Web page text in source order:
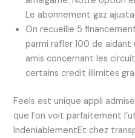
Le abonnement gaz
On recueille 5
parmi rafler 100 de
amis concernant les
certains credit illimites
Feels est unique appli
que l’on voit parfaitement
IndeniablementEt chez